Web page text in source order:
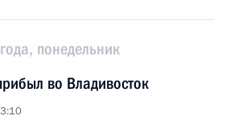
понедельник
во Владивосток